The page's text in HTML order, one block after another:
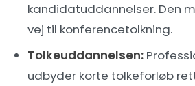
kandidatuddannelser. Den
vej til konferencetolkning.
Tolkeuddannelsen:
udbyder korte tolkeforløb